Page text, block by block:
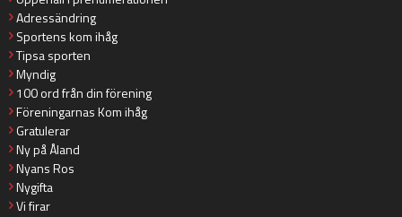
Adressändring
Sportens kom ihåg
Tipsa sporten
Myndig
100 ord från din förening
Föreningarnas Kom ihåg
Gratulerar
Ny på Åland
Nyans Ros
Nygifta
Vi firar